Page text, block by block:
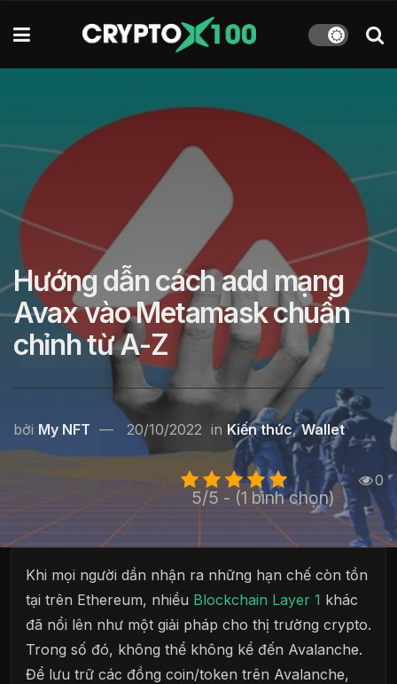
Hướng dẫn cách add mạng
Avax vào Metamask chuẩn
chỉnh từ A-Z
bởi My NFT 20/10/2022 in Kiến thức,Wallet
5/5 - (1 bình chọn)
0
Khi mọi người dần nhận ra những hạn chế còn tồn
tại trên Ethereum, nhiều Blockchain Layer 1 khác
đã nổi lên như một giải pháp cho thị trường crypto.
Trong số đó, không thể không kể đến Avalanche.
Để lưu trữ các đồng coin/token trên Avalanche,